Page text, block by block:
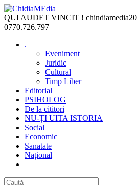
Skip
to
content
QUI AUDET VINCIT !
0770.726.797
.
Eveniment
Juridic
Cultural
Timp Liber
Editorial
PSIHOLOG
De la cititori
NU-ȚI UITA ISTORIA
Social
Economic
Sanatate
Național